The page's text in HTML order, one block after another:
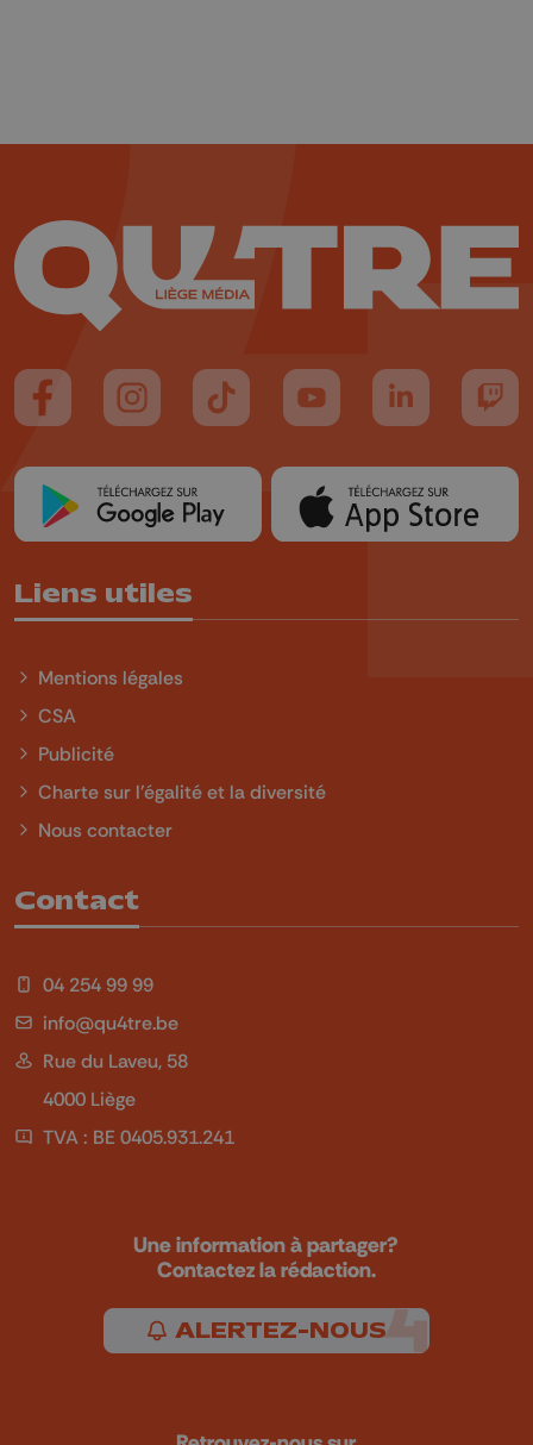
Suivez-nous sur FaceBook
Suivez-nous sur Instagram
Suivez-nous sur TikTok
Suivez-nous sur YouTube
Suivez-nous
Liens utiles
Mentions légales
CSA
Publicité
Charte sur l'égalité et la diversité
Nous contacter
Contact
04 254 99 99
info@qu4tre.be
Rue du Laveu, 58
4000 Liège
TVA : BE 0405.931.241
Une information à partager?
Contactez la rédaction.
ALERTEZ-NOUS